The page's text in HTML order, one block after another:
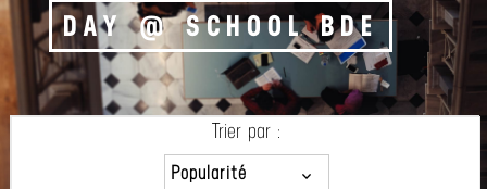
DAY @ SCHOOL BDE
Trier par :
Popularité